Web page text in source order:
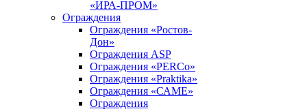
«ИРА-ПРОМ»
Ограждения
Ограждения «Ростов-
Дон»
Ограждения ASP
Ограждения «PERCo»
Ограждения «Praktika»
Ограждения «САМЕ»
Ограждения